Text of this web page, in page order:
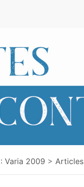
Varia 2009 Articles